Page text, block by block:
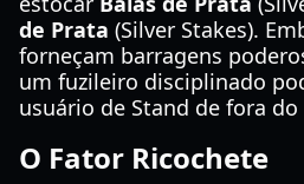
de Prata (Silver Stakes).
forneçam barragens
um fuzileiro disciplinado
usuário de Stand de fora
O Fator Ricochete